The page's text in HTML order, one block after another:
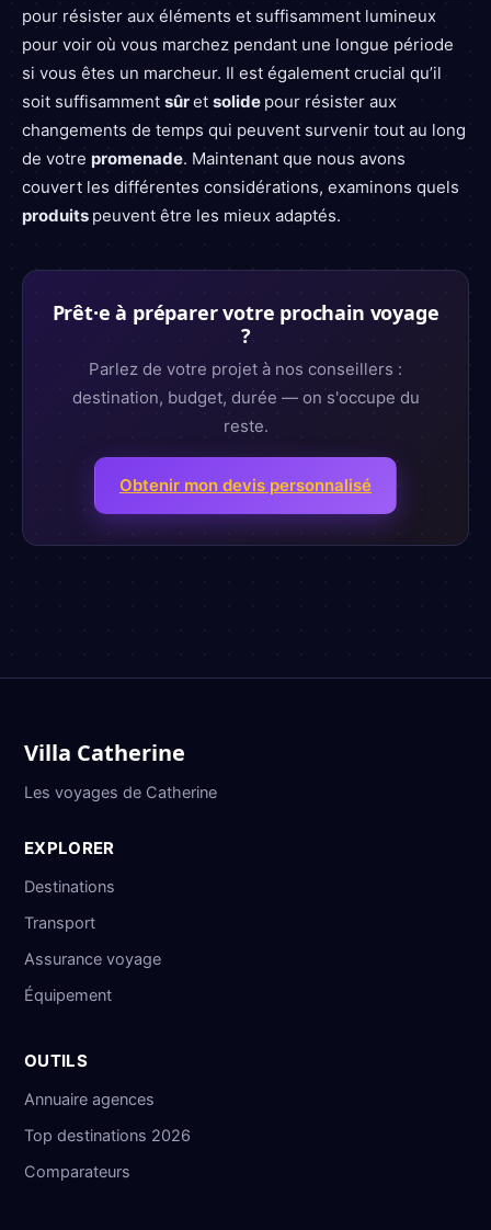
pour résister aux éléments et suffisamment lumineux
pour voir où vous marchez pendant une longue période
si vous êtes un marcheur. Il est également crucial qu’il
soit suffisamment sûret solide pour résister aux
changements de temps qui peuvent survenir tout au long
de votre promenade. Maintenant que nous avons
couvert les différentes considérations, examinons quels
produits peuvent être les mieux adaptés.
Prêt·e à préparer votre prochain voyage
?
Parlez de votre projet à nos conseillers :
destination, budget, durée — on s'occupe du
reste.
Obtenir mon devis personnalisé
Villa Catherine
Les voyages de Catherine
EXPLORER
Destinations
Transport
Assurance voyage
Équipement
OUTILS
Annuaire agences
Top destinations 2026
Comparateurs